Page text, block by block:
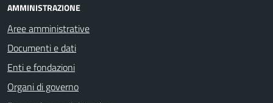
AMMINISTRAZIONE
Aree amministrative
Documenti e dati
Enti e fondazioni
Organi di governo